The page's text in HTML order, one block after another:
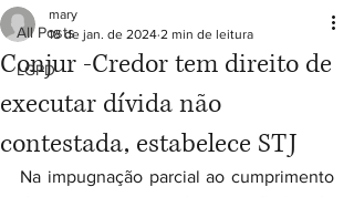
All Posts
LGPD
Conjur -Credor tem direito de
executar dívida não
contestada, estabelece STJ
mary
18 de jan. de 2024 2 min de leitura
Na impugnação parcial ao cumprimento